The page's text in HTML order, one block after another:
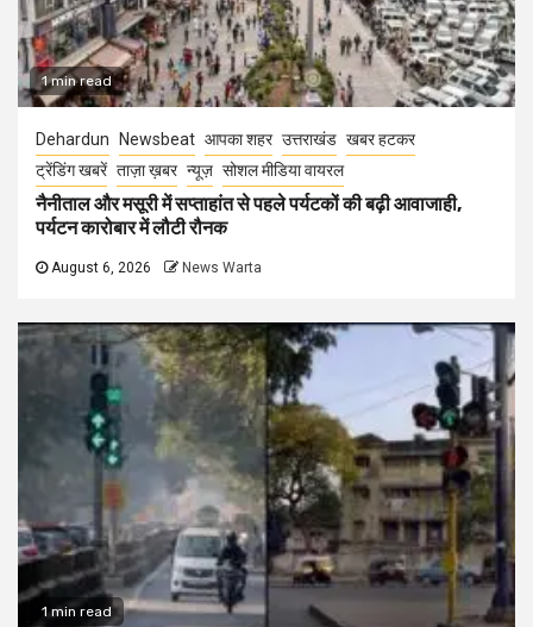
1 min read
Dehardun Newsbeat आपका शहर उत्तराखंड खबर हटकर
ट्रेंडिंग खबरें ताज़ा ख़बर न्यूज़ सोशल मीडिया वायरल
नैनीताल और मसूरी में सप्ताहांत से पहले पर्यटकों की बढ़ी आवाजाही,
पर्यटन कारोबार में लौटी रौनक
August 6, 2026 News Warta
1 min read